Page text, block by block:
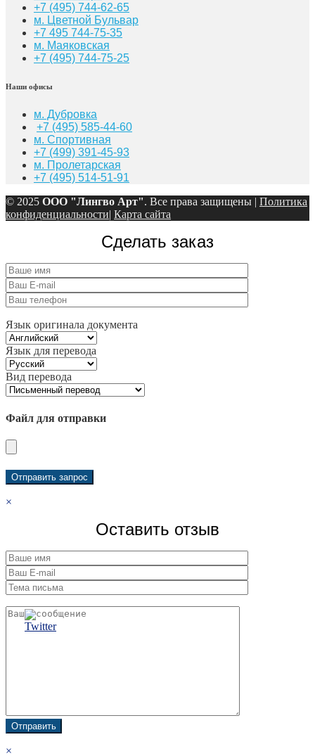
+7 (495) 744-62-65
м. Цветной Бульвар
+7 495 744-75-35
м. Маяковская
+7 (495) 744-75-25
Наши офисы
м. Дубровка
+7 (495) 585-44-60
м. Спортивная
+7 (499) 391-45-93
м. Пролетарская
+7 (495) 514-51-91
© 2025 ООО "Лингво Арт". Все права защищены | Политика
конфиденциальности| Карта сайта
Сделать заказ
Язык оригинала документа
Язык для перевода
Вид перевода
Файл для отправки
×
Оставить отзыв
×